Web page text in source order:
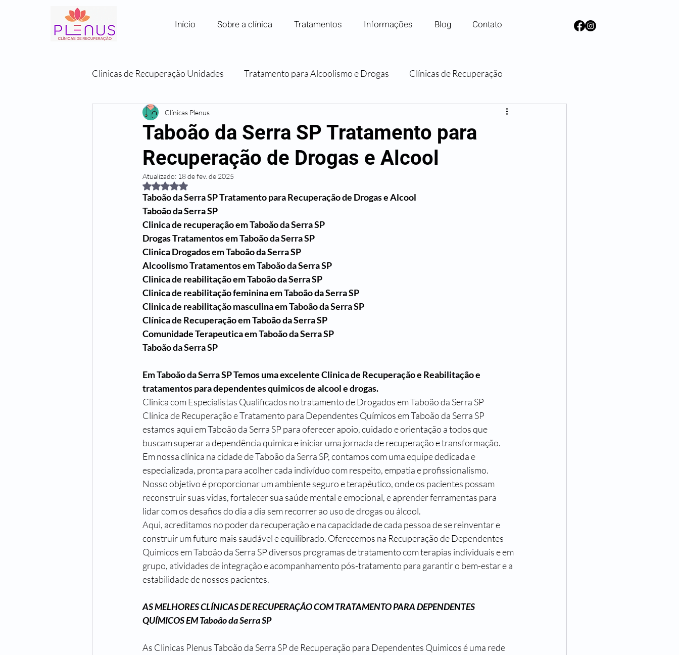
Início Sobre a clínica Tratamentos Informações Blog Contato
Clinicas de Recuperação Unidades Tratamento para Alcoolismo e Drogas Clínicas de Recuperação
Clínicas por Região em SP Convênios e Planos de Saúde
Comunidades Terapêuticas Orientação e Apoio Familiar
Taboão da Serra SP Tratamento para
Recuperação de Drogas e Alcool
Clínicas Plenus
Atualizado: 18 de fev. de 2025
Avaliado com NaN de 5 estrelas.
Taboão da Serra SP Tratamento para Recuperação de Drogas e Alcool
Taboão da Serra SP
Clinica de recuperação em Taboão da Serra SP
Drogas Tratamentos em Taboão da Serra SP
Clinica Drogados em Taboão da Serra SP
Alcoolismo Tratamentos em Taboão da Serra SP
Clinica de reabilitação em Taboão da Serra SP
Clinica de reabilitação feminina em Taboão da Serra SP
Clinica de reabilitação masculina em Taboão da Serra SP
Clínica de Recuperação em Taboão da Serra SP
Comunidade Terapeutica em Taboão da Serra SP
Taboão da Serra SP
Em Taboão da Serra SP Temos uma excelente Clinica de Recuperação e Reabilitação e
tratamentos para dependentes quimicos de alcool e drogas.
Clinica com Especialistas Qualificados no tratamento de Drogados em Taboão da Serra SP
Clínica de Recuperação e Tratamento para Dependentes Químicos em Taboão da Serra SP
estamos aqui em Taboão da Serra SP para oferecer apoio, cuidado e orientação a todos que
buscam superar a dependência quimica e iniciar uma jornada de recuperação e transformação.
Em nossa clínica na cidade de Taboão da Serra SP, contamos com uma equipe dedicada e
especializada, pronta para acolher cada indivíduo com respeito, empatia e profissionalismo.
Nosso objetivo é proporcionar um ambiente seguro e terapêutico, onde os pacientes possam
reconstruir suas vidas, fortalecer sua saúde mental e emocional, e aprender ferramentas para
lidar com os desafios do dia a dia sem recorrer ao uso de drogas ou álcool.
Aqui, acreditamos no poder da recuperação e na capacidade de cada pessoa de se reinventar e
construir um futuro mais saudável e equilibrado. Oferecemos na Recuperação de Dependentes
Quimicos em Taboão da Serra SP diversos programas de tratamento com terapias individuais e em
grupo, atividades de integração e acompanhamento pós-tratamento para garantir o bem-estar e a
estabilidade de nossos pacientes.
AS MELHORES CLÍNICAS DE RECUPERAÇÃO COM TRATAMENTO PARA DEPENDENTES
QUÍMICOS EM Taboão da Serra SP
As Clinicas Plenus Taboão da Serra SP de Recuperação para Dependentes Quimicos é uma rede